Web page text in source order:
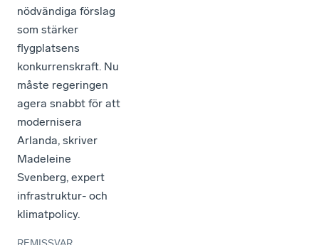
nödvändiga förslag
som stärker
flygplatsens
konkurrenskraft. Nu
måste regeringen
agera snabbt för att
modernisera
Arlanda, skriver
Madeleine
Svenberg, expert
infrastruktur- och
klimatpolicy.